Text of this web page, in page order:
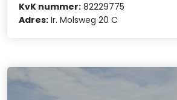
KvK nummer: 82229775
Adres: Ir. Molsweg 20 C